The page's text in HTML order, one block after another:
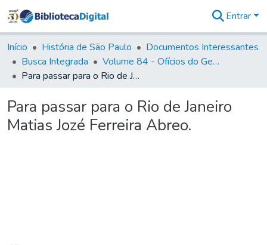
&
Coleções
Tudo na
Biblioteca
Estatísticas
Entrar
Início História de São Paulo
Documentos Interessantes
Busca Integrada
Volume 84 - Ofícios do General Martins Lopes de Saldanha (Governador da Capitania): 1782- 1786
Para passar para o Rio de Janeiro Matias Jozé Ferreira Abreo.
Para passar para o Rio de Janeiro
Matias Jozé Ferreira Abreo.